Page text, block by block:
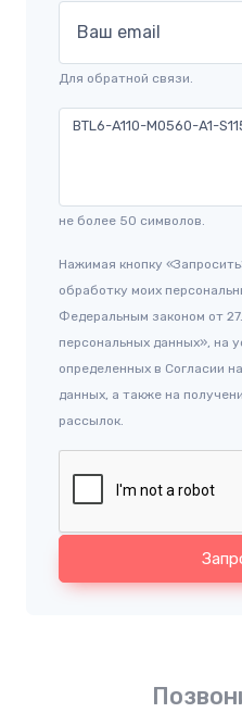
Ваш email
Для обратной связи.
не более 50 символов.
Нажимая кнопку
обработку моих
Федеральным законом от
персональных данных», на
определенных в Согласии
данных, а также на
рассылок.